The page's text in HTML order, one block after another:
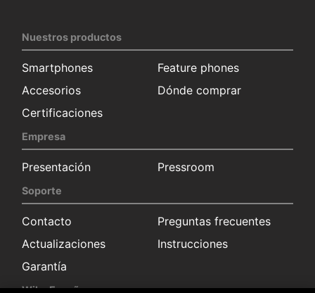
Nuestros productos
Smartphones
Feature phones
Accesorios
Dónde comprar
Certificaciones
Empresa
Presentación Pressroom
Soporte
Contacto
Preguntas frecuentes
Actualizaciones
Instrucciones
Garantía
Wiko España